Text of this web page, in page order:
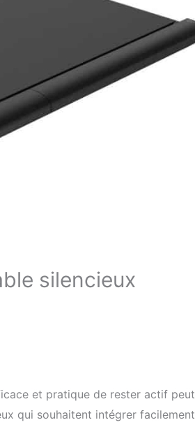
silencieux
et pratique de rester actif peut
qui souhaitent intégrer facilement